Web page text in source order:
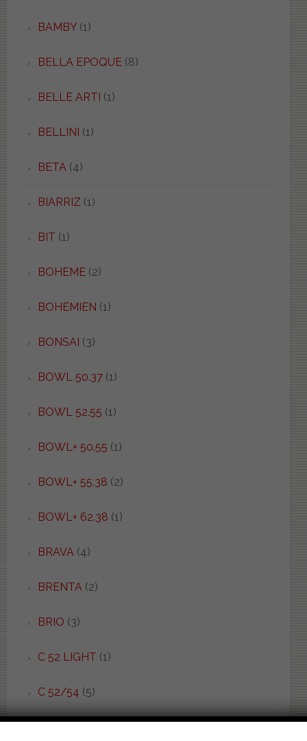
BAMBY(1)
BELLA EPOQUE(8)
BELLE ARTI (1)
BELLINI (1)
BETA(4)
BIARRIZ (1)
BIT (1)
BOHEME(2)
BOHEMIEN (1)
BONSAI (3)
BOWL 50.37(1)
BOWL 52.55 (1)
BOWL+ 50.55 (1)
BOWL+ 55.38 (2)
BOWL+ 62.38 (1)
BRAVA(4)
BRENTA(2)
BRIO (3)
C 52 LIGHT (1)
C 52/54 (5)